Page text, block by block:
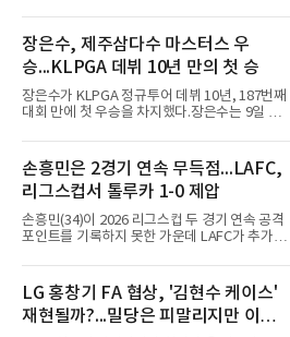
KBO리그 사상 초유의 비FA 다년 계약을 체결하
면서 동시에 해외 진출 가능성을 열어두는 조항
을 포함했다. 국내에서 이미 최고 수준의 대우와
확실한 입지를 확보한 만큼, 이번 메이저리그 도
전은 생존을 건 승부수가 아니다.오히려 잃을 것
이 없는 도전에 가깝다. 노시환은 이미 KBO리그
에서 연평균 약 28억 원에 달하는 대형 계약과
라도 돌아올 곳이 확실하다.그렇다고 포스팅 도
전의 의미가 작아지는 것은 아
장은수, 제주삼다수 마스터스 우
승...KLPGA 데뷔 10년 만의 첫 승
장은수가 KLPGA 정규투어 데뷔 10년, 187번째
대회 만에 첫 우승을 차지했다.장은수는 9일 제
서 열린 제주삼다수 마스터스(총상금 10억원)
최종 4라운드에서 보기 없이 버디 3개를 잡아 합
계 14언더파 274타를 기록했다. 13언더파 275
타 공동 2위 강채연, 문정민을 1타 차로 제치고
우승 상금 1억8천만원을 받았다.2017년 신인왕
출신인 그는 상비군과 국가대표를 거쳤지만
2020시즌 이후 세 차례 정규투어 출전권을 잃고
다 16번 홀(파4)에서 두 번째 샷을 홀 3ｍ에 붙여
버디를 잡고 단독 선두에 나섰다
손흥민은 2경기 연속 무득점...LAFC,
리그스컵서 톨루카 1-0 제압
손흥민(34)이 2026 리그스컵 두 경기 연속 공격
포인트를 기록하지 못한 가운데 LAFC가 추가시
간) 미국 로스앤젤레스 BMO 스타디움에서 열린
멕시코 리가 MX 톨루카와의 조별리그 2차전에
최전방 공격수로 선발 출전했으나 슈팅 없이 후
반 23분 주드 테리와 교체됐다. 북중미 월드컵
LG 홍창기 FA 협상, '김현수 케이스'
재현될까?...밀당은 피말리지만 이적